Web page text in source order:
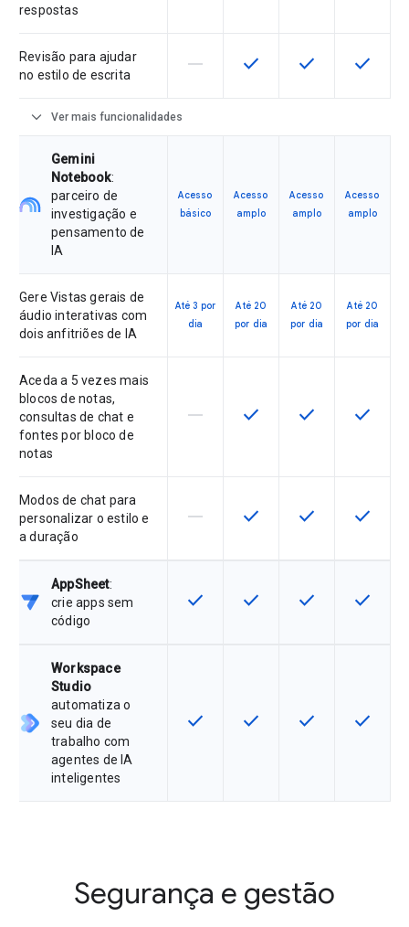
respostas
Revisão para ajudar
no estilo de escrita
Esta funcionalidade não é
horizontal_rule Esta funcionalidade está
check Esta
check Esta
check
expand_more Ver mais funcionalidades
Gemini
Notebook:
parceiro de
investigação e
pensamento de
IA
Acesso
básico
Acesso
amplo
Acesso
amplo
Acesso
amplo
Gere Vistas gerais de
áudio interativas com
dois anfitriões de IA
Até 3 por
dia
Até 20
por dia
Até 20
por dia
Até 20
por dia
Aceda a 5 vezes mais
blocos de notas,
consultas de chat e
fontes por bloco de
notas
Esta funcionalidade não é
horizontal_rule Esta funcionalidade está
check Esta
check Esta
check
Modos de chat para
personalizar o estilo e
a duração
Esta funcionalidade não é
horizontal_rule Esta funcionalidade está
check Esta
check Esta
check
AppSheet:
crie apps sem
código
Esta funcionalidade está
check Esta funcionalidade está
check Esta
check Esta
check
Workspace
Studio
automatiza o
seu dia de
trabalho com
agentes de IA
inteligentes
Esta funcionalidade está
check Esta funcionalidade está
check Esta
check Esta
check
Segurança e gestão